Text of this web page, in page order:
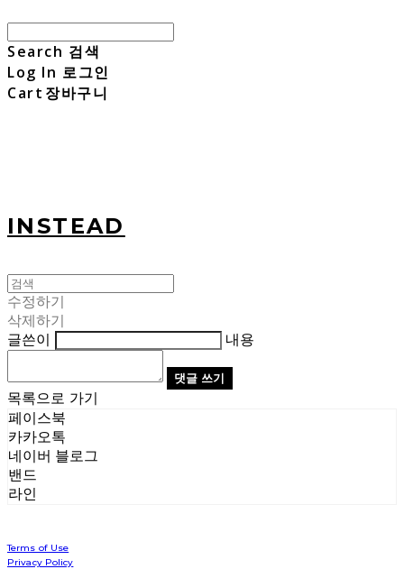
Search 검색
Log In 로그인
Cart 장바구니
INSTEAD
수정하기
삭제하기
글쓴이
내용
댓글 쓰기
목록으로 가기
페이스북
카카오톡
네이버 블로그
밴드
라인
Terms of Use
Privacy Policy